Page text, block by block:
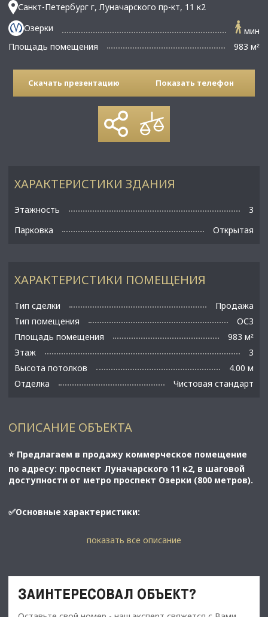
Санкт-Петербург г, Луначарского пр-кт, 11 к2
Озерки
мин
Площадь помещения
983 м²
Скачать презентацию Показать телефон
ХАРАКТЕРИСТИКИ ПОМЕЩЕНИЯ
Тип сделки
Продажа
Тип помещения
ОСЗ
Площадь помещения
983 м²
Этаж
3
Высота потолков
4.00 м
Отделка
Чистовая стандарт
ХАРАКТЕРИСТИКИ ЗДАНИЯ
Этажность
3
Парковка
Открытая
ОПИСАНИЕ ОБЪЕКТА
⭐️ Предлагаем в продажу коммерческое помещение
по адресу: проспект Луначарского 11 к2, в шаговой
доступности от метро проспект Озерки (800 метров).
✅Основные характеристики:
⭐️ Стоимость, условия сделки:
показать все описание
ЗАИНТЕРЕСОВАЛ ОБЪЕКТ?